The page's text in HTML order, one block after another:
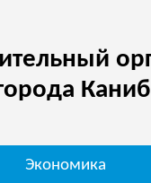
Экономика